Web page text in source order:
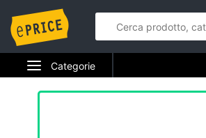
Categorie
Elettrodomestici